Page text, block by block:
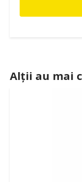
Alții au mai